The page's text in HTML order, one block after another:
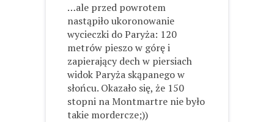
…ale przed powrotem
nastąpiło ukoronowanie
wycieczki do Paryża: 120
metrów pieszo w górę i
zapierający dech w piersiach
widok Paryża skąpanego w
słońcu. Okazało się, że 150
stopni na Montmartre nie było
takie mordercze;))